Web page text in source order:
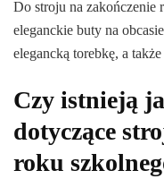
Do stroju na zakończenie
eleganckie buty na
elegancką torebkę, a
Czy istnieją
dotyczące
roku